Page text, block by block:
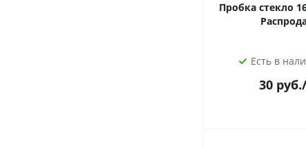
Пробка стекло 16/37 с
Есть в
30руб.